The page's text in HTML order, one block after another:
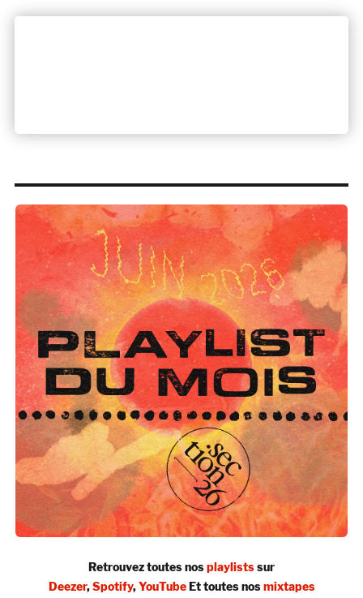
Retrouvez toutes nosplaylistssur
Deezer,Spotify,YouTubeEt toutes nosmixtapes